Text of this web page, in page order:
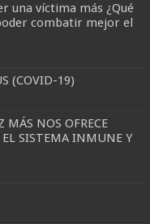
una víctima más ¿Qué
combatir mejor el
(COVID-19)
MÁS NOS OFRECE
EL SISTEMA INMUNE Y